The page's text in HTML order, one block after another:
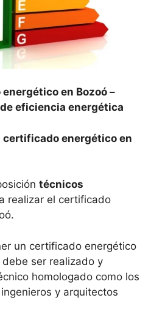
en Bozoó –
eficiencia energética
certificado energético en
técnicos
realizar el certificado
un certificado energético
ser realizado y
homologado como los
y arquitectos